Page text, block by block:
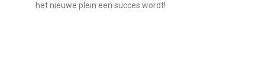
het nieuwe plein een succes wordt!